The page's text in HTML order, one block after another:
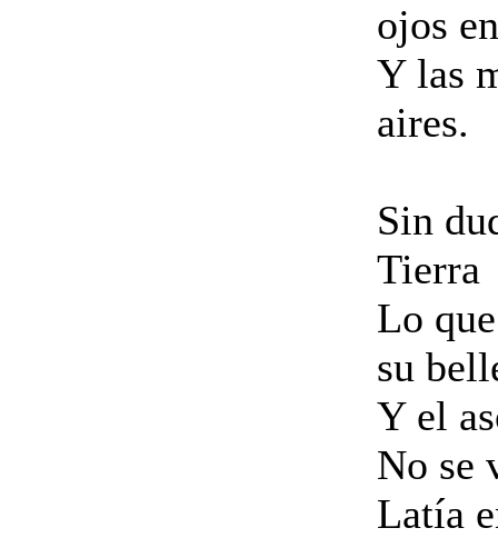
ojos
Y las
aires.
Sin
Tierra
Lo
su
Y el
No se
Latía